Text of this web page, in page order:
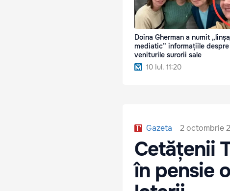
Doina Gherman a numit
mediatic” informațiile despre
veniturile surorii sale
10 Iul. 11:20
Gazeta 2 octombrie
Cetățenii
în pensie